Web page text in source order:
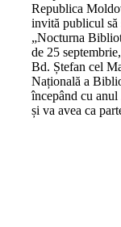
Republica
invită publicul să
„Nocturna
de 25
Bd. Ștefan cel
Națională a
începând cu anul
și va avea ca